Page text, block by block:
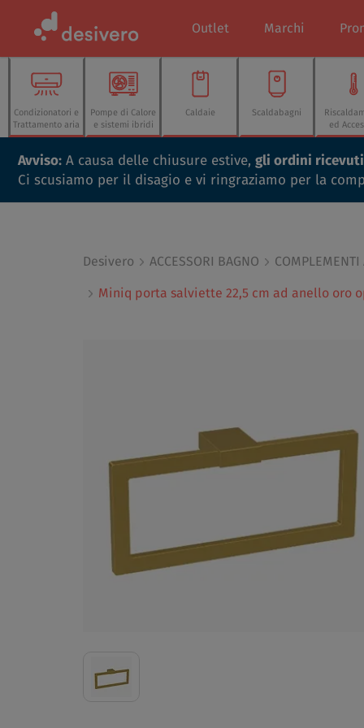
Outlet Marchi
Condizionatori e
Trattamento aria
Pompe di Calore
e sistemi ibridi
Caldaie Scaldabagni
ed
Avviso: A causa delle chiusure estive, gli ordini
Ci scusiamo per il disagio e vi ringraziamo per la
Desivero ACCESSORI BAGNO COMPLEMENTI
Miniq porta salviette 22,5 cm ad anello oro